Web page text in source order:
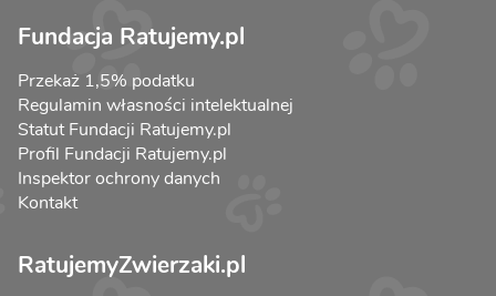
Fundacja Ratujemy.pl
Przekaż 1,5% podatku
Regulamin własności intelektualnej
Statut Fundacji Ratujemy.pl
Profil Fundacji Ratujemy.pl
Inspektor ochrony danych
Kontakt
RatujemyZwierzaki.pl